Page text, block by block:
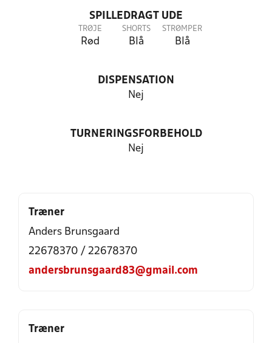
SPILLEDRAGT UDE
TRØJE
Rød
SHORTS
Blå
STRØMPER
Blå
DISPENSATION
Nej
TURNERINGSFORBEHOLD
Nej
Træner
Anders Brunsgaard
22678370 / 22678370
andersbrunsgaard83@gmail.com
Træner